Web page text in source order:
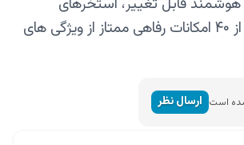
اختصاصی و بیش از ۴۰ امکانات رفاهی ممتاز از ویژگی‌ های
است ارسال نظر